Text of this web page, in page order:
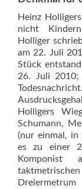
Heinz
nicht
Holliger
am 22. Juli
Stück
26. Juli
Holligers
Schumann,
(nur einmal,
es zu einer